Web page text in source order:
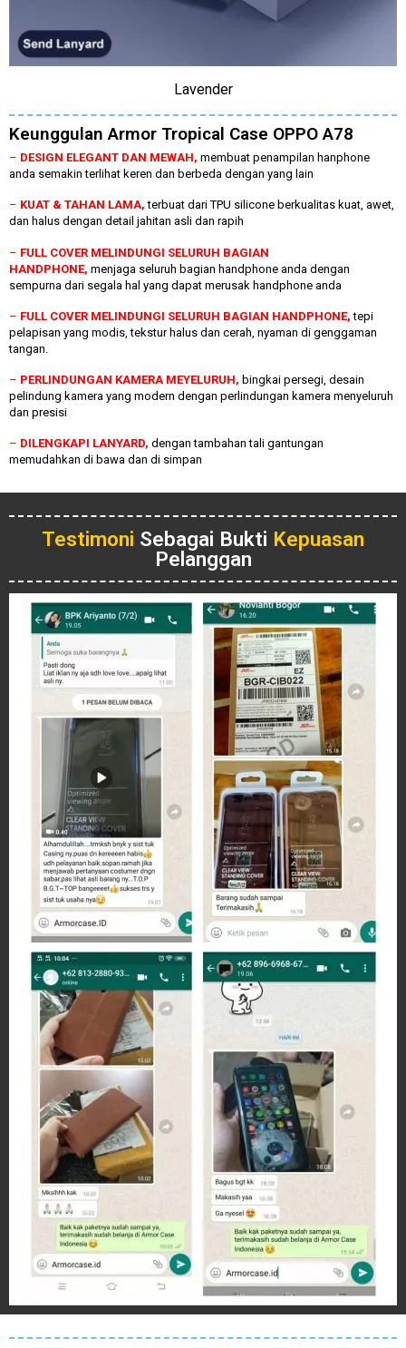
Lavender
Keunggulan Armor Tropical Case OPPO A78
– DESIGN ELEGANT DAN MEWAH, membuat penampilan hanphone
anda semakin terlihat keren dan berbeda dengan yang lain
– KUAT & TAHAN LAMA,terbuat dari TPU silicone berkualitas kuat, awet,
dan halus dengan detail jahitan asli dan rapih
– FULL COVER MELINDUNGI SELURUH BAGIAN
HANDPHONE, menjaga seluruh bagian handphone anda dengan
sempurna dari segala hal yang dapat merusak handphone anda
– FULL COVER MELINDUNGI SELURUH BAGIAN HANDPHONE,tepi
pelapisan yang modis, tekstur halus dan cerah, nyaman di genggaman
tangan.
– PERLINDUNGAN KAMERA MEYELURUH, bingkai persegi, desain
pelindung kamera yang modern dengan perlindungan kamera menyeluruh
dan presisi
– DILENGKAPI LANYARD, dengan tambahan tali gantungan
memudahkan di bawa dan di simpan
Testimoni Sebagai Bukti Kepuasan
Pelanggan